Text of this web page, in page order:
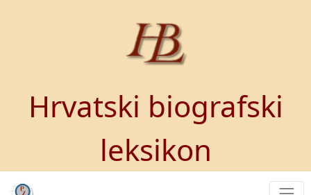
Hrvatski biografski
leksikon